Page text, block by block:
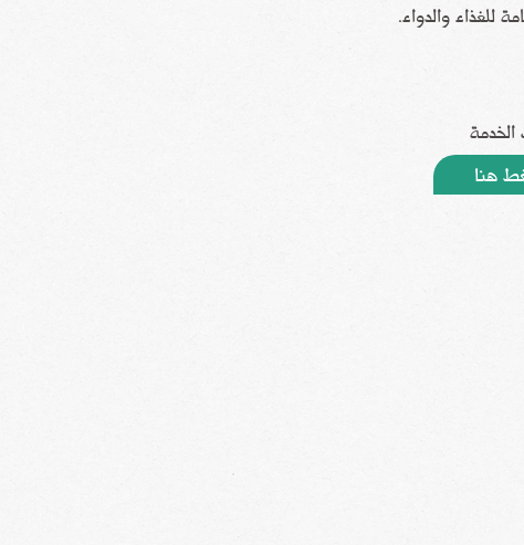
للغذاء والدواء.
هنا